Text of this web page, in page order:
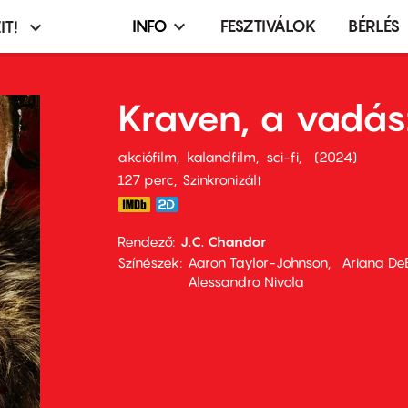
Infó,
terembérlés
menü
INFO FESZTIVÁLOK BÉRLÉS
Kraven, a
akciófilm kalandfilm sci-fi
2024
127 perc,
Szinkronizált
Rendező J.C. Chandor
Színészek
Aaron Taylor-Johnson Ariana
Alessandro Nivola